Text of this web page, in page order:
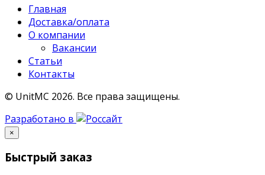
Главная
Доставка/оплата
О компании
Вакансии
Статьи
Контакты
© UnitMC 2026. Все права защищены.
Разработано в
×
Быстрый заказ